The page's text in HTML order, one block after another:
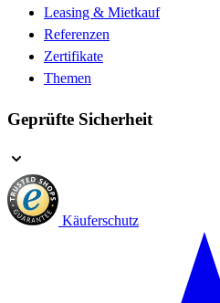
Leasing & Mietkauf
Referenzen
Zertifikate
Themen
Geprüfte Sicherheit
Käuferschutz